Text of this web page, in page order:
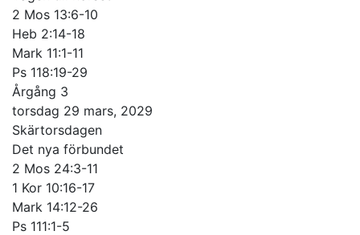
2 Mos 13:6-10
Heb 2:14-18
Mark 11:1-11
Ps 118:19-29
Årgång 3
torsdag 29 mars, 2029
Skärtorsdagen
Det nya förbundet
2 Mos 24:3-11
1 Kor 10:16-17
Mark 14:12-26
Ps 111:1-5